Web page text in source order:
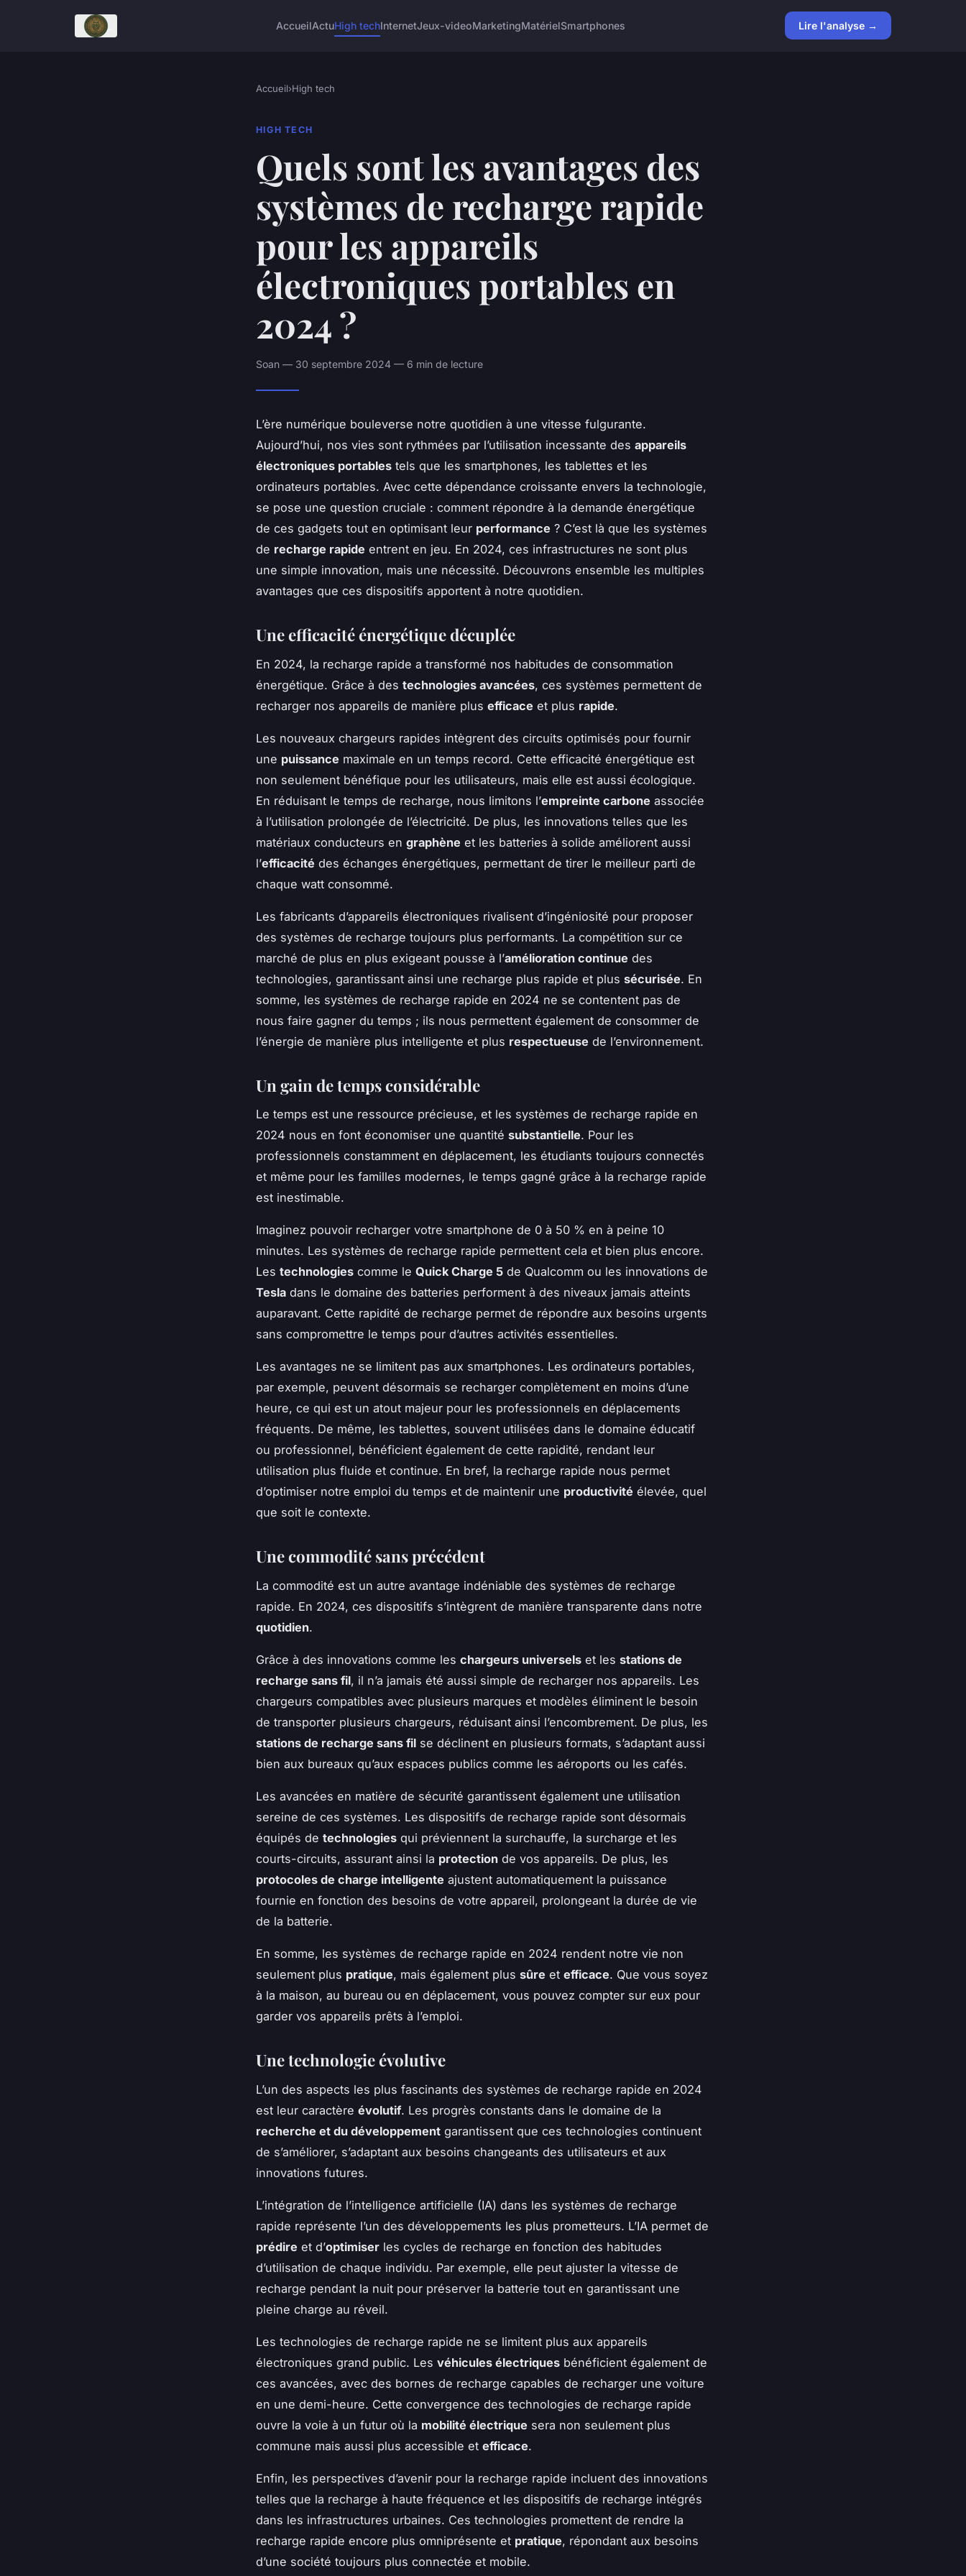
AccueilActuHigh techInternetJeux-videoMarketingMatérielSmartphones Lire l'analyse →
Accueil›High tech
HIGH TECH
Quels sont les avantages des
systèmes de recharge rapide
pour les appareils
électroniques portables en
2024 ?
Soan — 30 septembre 2024 — 6 min de lecture
L’ère numérique bouleverse notre quotidien à une vitesse fulgurante.
Aujourd’hui, nos vies sont rythmées par l’utilisation incessante des appareils
électroniques portables tels que les smartphones, les tablettes et les
ordinateurs portables. Avec cette dépendance croissante envers la technologie,
se pose une question cruciale : comment répondre à la demande énergétique
de ces gadgets tout en optimisant leur performance ? C’est là que les systèmes
de recharge rapide entrent en jeu. En 2024, ces infrastructures ne sont plus
une simple innovation, mais une nécessité. Découvrons ensemble les multiples
avantages que ces dispositifs apportent à notre quotidien.
Une efficacité énergétique décuplée
En 2024, la recharge rapide a transformé nos habitudes de consommation
énergétique. Grâce à des technologies avancées, ces systèmes permettent de
recharger nos appareils de manière plus efficace et plus rapide.
Les nouveaux chargeurs rapides intègrent des circuits optimisés pour fournir
une puissance maximale en un temps record. Cette efficacité énergétique est
non seulement bénéfique pour les utilisateurs, mais elle est aussi écologique.
En réduisant le temps de recharge, nous limitons l’empreinte carbone associée
à l’utilisation prolongée de l’électricité. De plus, les innovations telles que les
matériaux conducteurs en graphène et les batteries à solide améliorent aussi
l’efficacité des échanges énergétiques, permettant de tirer le meilleur parti de
chaque watt consommé.
Les fabricants d’appareils électroniques rivalisent d’ingéniosité pour proposer
des systèmes de recharge toujours plus performants. La compétition sur ce
marché de plus en plus exigeant pousse à l’amélioration continue des
technologies, garantissant ainsi une recharge plus rapide et plus sécurisée. En
somme, les systèmes de recharge rapide en 2024 ne se contentent pas de
nous faire gagner du temps ; ils nous permettent également de consommer de
l’énergie de manière plus intelligente et plus respectueuse de l’environnement.
Un gain de temps considérable
Le temps est une ressource précieuse, et les systèmes de recharge rapide en
2024 nous en font économiser une quantité substantielle. Pour les
professionnels constamment en déplacement, les étudiants toujours connectés
et même pour les familles modernes, le temps gagné grâce à la recharge rapide
est inestimable.
Imaginez pouvoir recharger votre smartphone de 0 à 50 % en à peine 10
minutes. Les systèmes de recharge rapide permettent cela et bien plus encore.
Les technologies comme le Quick Charge 5 de Qualcomm ou les innovations de
Tesla dans le domaine des batteries performent à des niveaux jamais atteints
auparavant. Cette rapidité de recharge permet de répondre aux besoins urgents
sans compromettre le temps pour d’autres activités essentielles.
Les avantages ne se limitent pas aux smartphones. Les ordinateurs portables,
par exemple, peuvent désormais se recharger complètement en moins d’une
heure, ce qui est un atout majeur pour les professionnels en déplacements
fréquents. De même, les tablettes, souvent utilisées dans le domaine éducatif
ou professionnel, bénéficient également de cette rapidité, rendant leur
utilisation plus fluide et continue. En bref, la recharge rapide nous permet
d’optimiser notre emploi du temps et de maintenir une productivité élevée, quel
que soit le contexte.
Une commodité sans précédent
La commodité est un autre avantage indéniable des systèmes de recharge
rapide. En 2024, ces dispositifs s’intègrent de manière transparente dans notre
quotidien.
Grâce à des innovations comme les chargeurs universels et les stations de
recharge sans fil, il n’a jamais été aussi simple de recharger nos appareils. Les
chargeurs compatibles avec plusieurs marques et modèles éliminent le besoin
de transporter plusieurs chargeurs, réduisant ainsi l’encombrement. De plus, les
stations de recharge sans fil se déclinent en plusieurs formats, s’adaptant aussi
bien aux bureaux qu’aux espaces publics comme les aéroports ou les cafés.
Les avancées en matière de sécurité garantissent également une utilisation
sereine de ces systèmes. Les dispositifs de recharge rapide sont désormais
équipés de technologies qui préviennent la surchauffe, la surcharge et les
courts-circuits, assurant ainsi la protection de vos appareils. De plus, les
protocoles de charge intelligente ajustent automatiquement la puissance
fournie en fonction des besoins de votre appareil, prolongeant la durée de vie
de la batterie.
En somme, les systèmes de recharge rapide en 2024 rendent notre vie non
seulement plus pratique, mais également plus sûre et efficace. Que vous soyez
à la maison, au bureau ou en déplacement, vous pouvez compter sur eux pour
garder vos appareils prêts à l’emploi.
Une technologie évolutive
L’un des aspects les plus fascinants des systèmes de recharge rapide en 2024
est leur caractère évolutif. Les progrès constants dans le domaine de la
recherche et du développement garantissent que ces technologies continuent
de s’améliorer, s’adaptant aux besoins changeants des utilisateurs et aux
innovations futures.
L’intégration de l’intelligence artificielle (IA) dans les systèmes de recharge
rapide représente l’un des développements les plus prometteurs. L’IA permet de
prédire et d’optimiser les cycles de recharge en fonction des habitudes
d’utilisation de chaque individu. Par exemple, elle peut ajuster la vitesse de
recharge pendant la nuit pour préserver la batterie tout en garantissant une
pleine charge au réveil.
Les technologies de recharge rapide ne se limitent plus aux appareils
électroniques grand public. Les véhicules électriques bénéficient également de
ces avancées, avec des bornes de recharge capables de recharger une voiture
en une demi-heure. Cette convergence des technologies de recharge rapide
ouvre la voie à un futur où la mobilité électrique sera non seulement plus
commune mais aussi plus accessible et efficace.
Enfin, les perspectives d’avenir pour la recharge rapide incluent des innovations
telles que la recharge à haute fréquence et les dispositifs de recharge intégrés
dans les infrastructures urbaines. Ces technologies promettent de rendre la
recharge rapide encore plus omniprésente et pratique, répondant aux besoins
d’une société toujours plus connectée et mobile.